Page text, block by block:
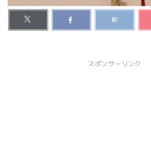
スポンサーリンク